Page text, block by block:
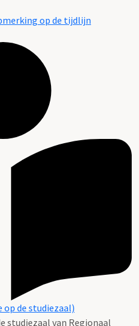
op de tijdlijn
de studiezaal)
studiezaal van Regionaal